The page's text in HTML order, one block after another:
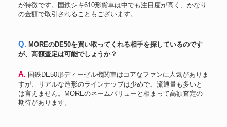
が特徴です。国鉄シキ610形貨車は中でも注目度が高く、かなり
の金額で取引されることもございます。
Q. MOREのDE50を買い取ってくれる相手を探しているのです
が、高額査定は可能でしょうか？
A. 国鉄DE50形ディーゼル機関車はコアなファンに人気がありま
すが、リアルな造形のラインナップは少めで、流通量も多いと
は言えません。MOREのネームバリューと相まって高額査定の
期待があります。